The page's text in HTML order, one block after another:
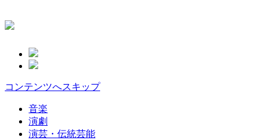
コンテンツへスキップ
音楽
演劇
演芸・伝統芸能